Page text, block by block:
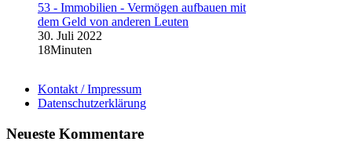
53 - Immobilien - Vermögen aufbauen mit
dem Geld von anderen Leuten
30. Juli 2022
18Minuten
Kontakt / Impressum
Datenschutzerklärung
Neueste Kommentare